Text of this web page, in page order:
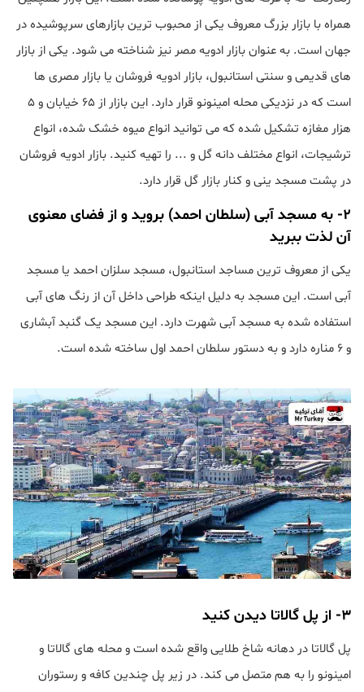
همراه با بازار بزرگ معروف یکی از محبوب ترین بازارهای سرپوشیده در
جهان است. به عنوان بازار ادویه مصر نیز شناخته می شود. یکی از بازار
های قدیمی و سنتی استانبول، بازار ادویه فروشان یا بازار مصری ها
است که در نزدیکی محله امینونو قرار دارد. این بازار از ۶۵ خیابان و ۵
هزار مغازه تشکیل شده که می توانید انواع میوه خشک شده، انواع
ترشیجات، انواع مختلف دانه گل و ... را تهیه کنید. بازار ادویه فروشان
در پشت مسجد ینی و کنار بازار گل قرار دارد.
۲- به مسجد آبی (سلطان احمد) بروید و از فضای معنوی
آن لذت ببرید
یکی از معروف ترین مساجد استانبول، مسجد سلزان احمد یا مسجد
آبی است. این مسجد به دلیل اینکه طراحی داخل آن از رنگ های آبی
استفاده شده به مسجد آبی شهرت دارد. این مسجد یک گنبد آبشاری
و ۶ مناره دارد و به دستور سلطان احمد اول ساخته شده است.
۳- از پل گالاتا دیدن کنید
پل گالاتا در دهانه شاخ طلایی واقع شده است و محله های گالاتا و
امینونو را به هم متصل می کند. در زیر پل چندین کافه و رستوران